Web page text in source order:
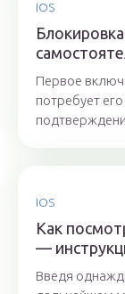
IOS
Первое
потребует
IOS
Как
—
Введя